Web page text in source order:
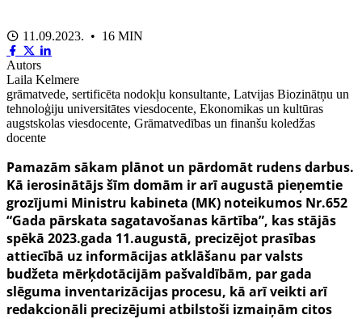
11.09.2023. • 16 MIN
Autors
Laila Kelmere
grāmatvede, sertificēta nodokļu konsultante, Latvijas Biozinātņu un
tehnoloģiju universitātes viesdocente, Ekonomikas un kultūras
augstskolas viesdocente, Grāmatvedības un finanšu koledžas
docente
Pamazām sākam plānot un pārdomāt rudens darbus.
Kā ierosinātājs šīm domām ir arī augustā pieņemtie
grozījumi Ministru kabineta (MK) noteikumos Nr.652
“Gada pārskata sagatavošanas kārtība”, kas stājās
spēkā 2023.gada 11.augustā, precizējot prasības
attiecībā uz informācijas atklāšanu par valsts
budžeta mērķdotācijām pašvaldībām, par gada
slēguma inventarizācijas procesu, kā arī veikti arī
redakcionāli precizējumi atbilstoši izmaiņām citos